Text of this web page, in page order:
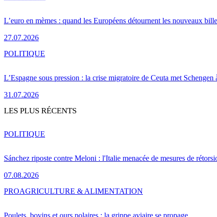
L’euro en mèmes : quand les Européens détournent les nouveaux
27.07.2026
L’Espagne sous pression : la crise migratoire de Ceuta met Schengen
31.07.2026
POLITIQUE
LES PLUS RÉCENTS
Sánchez riposte contre Meloni : l'Italie menacée de mesures de
07.08.2026
POLITIQUE
Poulets, bovins et ours polaires : la grippe aviaire se propage
PROAGRICULTURE & ALIMENTATION